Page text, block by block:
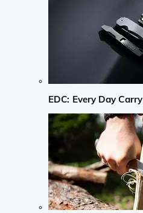
EDC: Every Day Carry